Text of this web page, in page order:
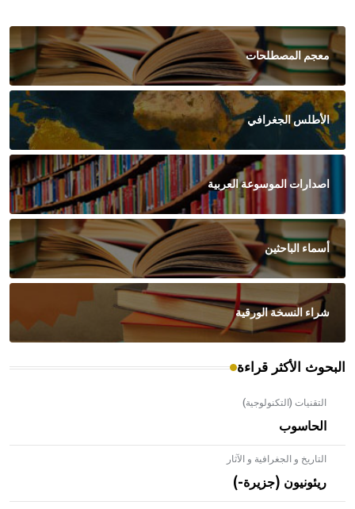
معجم المصطلحات
الأطلس الجغرافي
اصدارات الموسوعة العربية
أسماء الباحثين
شراء النسخة الورقية
البحوث الأكثر قراءة
التقنيات (التكنولوجية)
الحاسوب
التاريخ و الجغرافية و الآثار
ريئونيون (جزيرة-)